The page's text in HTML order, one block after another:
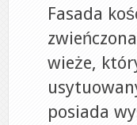
Fasada
wieże,
posiada